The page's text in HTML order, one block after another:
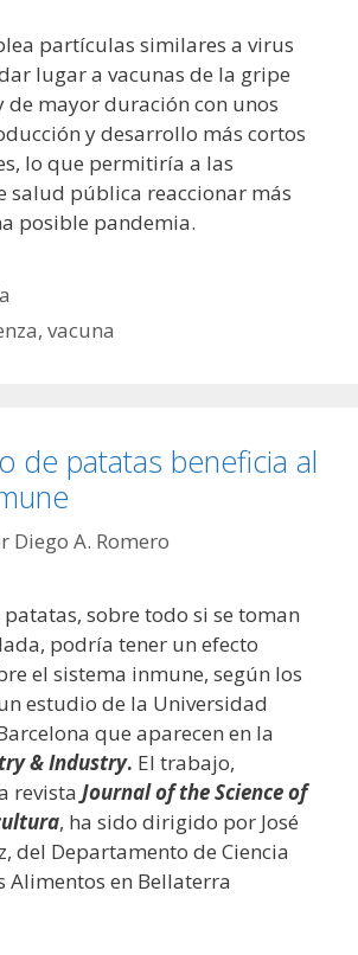
partículas similares a virus
lugar a vacunas de la gripe
de mayor duración con unos
y desarrollo más cortos
lo que permitiría a las
salud pública reaccionar más
posible pandemia.
,vacuna
de patatas beneficia al
Diego A. Romero
sobre todo si se toman
podría tener un efecto
el sistema inmune, según los
estudio de la Universidad
que aparecen en la
& Industry. El trabajo,
revista Journal of the Science of
, ha sido dirigido por José
del Departamento de Ciencia
Alimentos en Bellaterra